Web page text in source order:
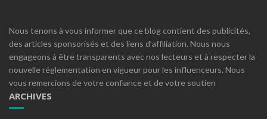
Nous tenons à vous informer que ce blog contient des publicités,
des articles sponsorisés et des liens d’affiliation. Nous nous
engageons à être transparents avec nos lecteurs et à respecter la
nouvelle réglementation en vigueur pour les influenceurs. Nous
vous remercions de votre confiance et de votre soutien
ARCHIVES